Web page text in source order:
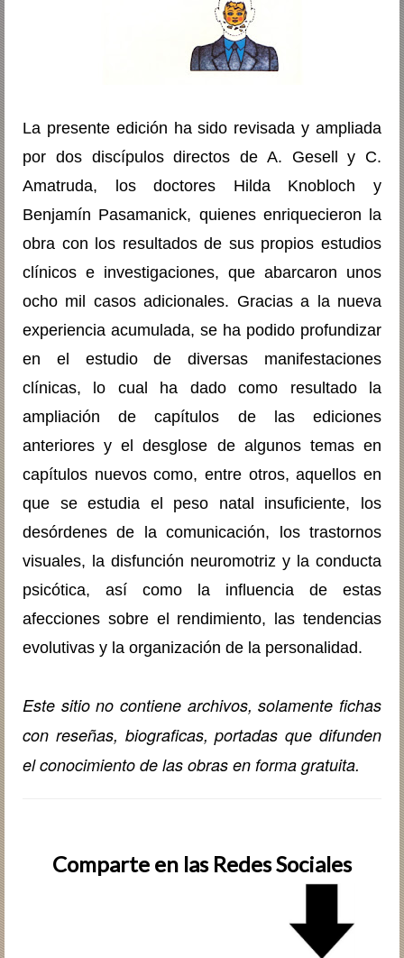
La presente edición ha sido revisada y ampliada
por dos discípulos directos de A. Gesell y C.
Amatruda, los doctores Hilda Knobloch y
Benjamín Pasamanick, quienes enriquecieron la
obra con los resultados de sus propios estudios
clínicos e investigaciones, que abarcaron unos
ocho mil casos adicionales. Gracias a la nueva
experiencia acumulada, se ha podido profundizar
en el estudio de diversas manifestaciones
clínicas, lo cual ha dado como resultado la
ampliación de capítulos de las ediciones
anteriores y el desglose de algunos temas en
capítulos nuevos como, entre otros, aquellos en
que se estudia el peso natal insuficiente, los
desórdenes de la comunicación, los trastornos
visuales, la disfunción neuromotriz y la conducta
psicótica, así como la influencia de estas
afecciones sobre el rendimiento, las tendencias
evolutivas y la organización de la personalidad.
Este sitio no contiene archivos, solamente fichas
con reseñas, biografic­as, portadas que difunden
el conocimiento de las obras en forma gratuita.
Comparte en las Redes Sociales